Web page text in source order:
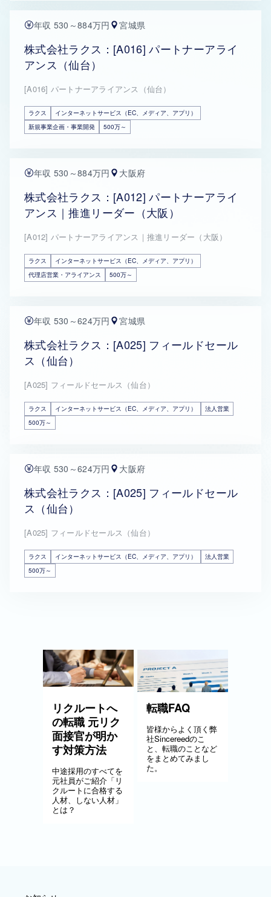
年収 530～884万円 宮城県
株式会社ラクス：[A016] パートナーアライ
アンス（仙台）
[A016] パートナーアライアンス（仙台）
ラクス
インターネットサービス（EC、メディア、アプリ）
新規事業企画・事業開発
500万～
年収 530～884万円 大阪府
株式会社ラクス：[A012] パートナーアライ
アンス｜推進リーダー（大阪）
[A012] パートナーアライアンス｜推進リーダー（大阪）
ラクス
インターネットサービス（EC、メディア、アプリ）
代理店営業・アライアンス
500万～
年収 530～624万円 宮城県
株式会社ラクス：[A025] フィールドセール
ス（仙台）
[A025] フィールドセールス（仙台）
ラクス インターネットサービス（EC、メディア、アプリ）
法人営業
500万～
年収 530～624万円 大阪府
株式会社ラクス：[A025] フィールドセール
ス（仙台）
[A025] フィールドセールス（仙台）
ラクス インターネットサービス（EC、メディア、アプリ）
法人営業
500万～
リクルートへ
の転職 元リク
面接官が明か
す対策方法
中途採用のすべてを
元社員がご紹介「リ
クルートに合格する
人材、しない人材」
とは？
転職FAQ
皆様からよく頂く弊
社Sincereedのこ
と、転職のことなど
をまとめてみまし
た。